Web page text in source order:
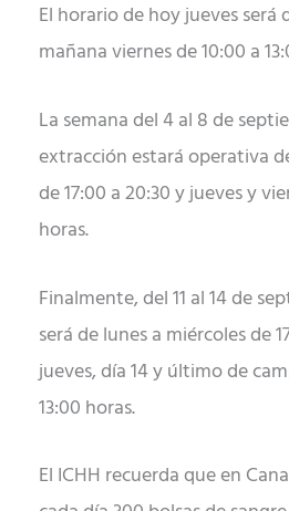
El horario de hoy jueves será
mañana viernes de 10:00 a
La semana del 4 al 8 de
extracción estará operativa
de 17:00 a 20:30 y jueves y
horas.
Finalmente, del 11 al 14 de
será de lunes a miércoles de
jueves, día 14 y último de
13:00 horas.
El ICHH recuerda que en